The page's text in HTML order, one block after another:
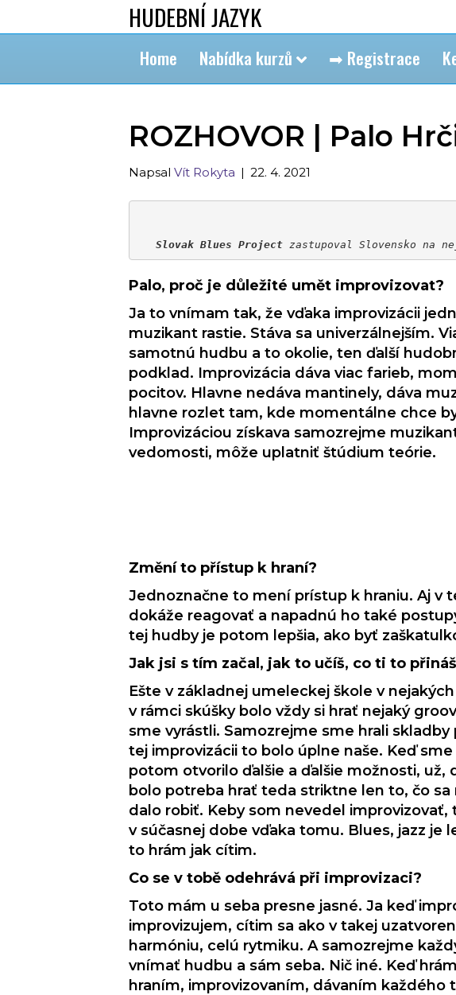
HUDEBNÍ JAZYK
Home Nabídka kurzů ➡ Registrace
ROZHOVOR | Palo
Napsal Vít Rokyta | 22. 4. 2021
Slovak Blues Project zastupoval Slovensko na
Palo, proč je důležité umět improvizovat?
Ja to vnímam tak, že vďaka improvizácii
muzikant rastie. Stáva sa univerzálnejším.
samotnú hudbu a to okolie, ten ďalší
podklad. Improvizácia dáva viac farieb,
pocitov. Hlavne nedáva mantinely, dáva
hlavne rozlet tam, kde momentálne chce
Improvizáciou získava samozrejme
vedomosti, môže uplatniť štúdium teórie.
Změní to přístup k hraní?
Jednoznačne to mení prístup k hraniu. Aj v
dokáže reagovať a napadnú ho také
tej hudby je potom lepšia, ako byť
Jak jsi s tím začal, jak to učíš, co ti to
Ešte v základnej umeleckej škole v
v rámci skúšky bolo vždy si hrať nejaký
sme vyrástli. Samozrejme sme hrali
tej improvizácii to bolo úplne naše. Keď
potom otvorilo ďalšie a ďalšie možnosti, už,
bolo potreba hrať teda striktne len to, čo
dalo robiť. Keby som nevedel
v súčasnej dobe vďaka tomu. Blues, jazz je
to hrám jak cítim.
Co se v tobě odehrává při improvizaci?
Toto mám u seba presne jasné. Ja keď
improvizujem, cítim sa ako v takej
harmóniu, celú rytmiku. A samozrejme
vnímať hudbu a sám seba. Nič iné. Keď
hraním, improvizovaním, dávaním